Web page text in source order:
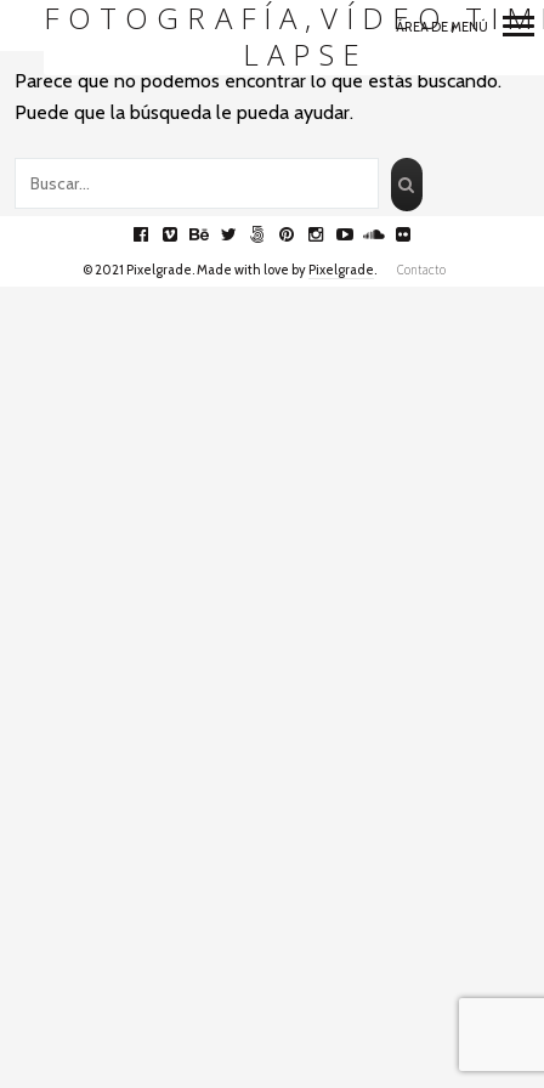
Navegación
Primaria
LAPSE
ÁREA DE MENÚ
Parece que no podemos encontrar lo que estás buscando.
Puede que la búsqueda le pueda ayudar.
facebook
vimeobehancetwitterfivehundredpx
pinterestinstagramyoutubesoundcloud
© 2021 Pixelgrade. Made with love by Pixelgrade Contacto